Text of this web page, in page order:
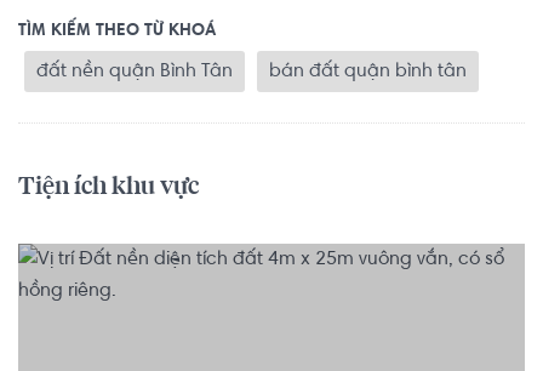
TÌM KIẾM THEO TỪ KHOÁ
đất nền quận Bình Tân bán đất quận bình tân
Tiện ích khu vực